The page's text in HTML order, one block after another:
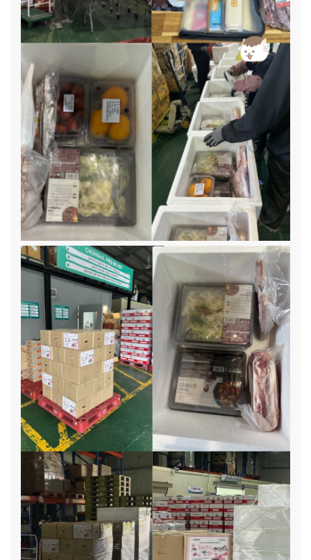
(34%)가 가장 큰 비중을 차지했습니다. · 경제적 어려움 완화
(가정의 경제적 부담을 덜기 위해 신청) – 201명(33%) · 아
동·청소년의 새 학기 적응 지원(학교생활을 원활히 시작할 수
있도록 신청) – 204명(34%) · 청소년기(사춘기) 심리적 안
정(새 학기 변화로 인한 정서적 부담 해소를 위해 신청) – 74명
(12%) · 청소년 대상 복지관 서비스 이용(복지관과 연계된 다
양한 지원을 받기 위해 신청) – 94명(15%) · 관련 상품 구매
정보 부족(적절한 학습 및 생활 물품을 선택하기 어려움) – 33
명(5%) · 기타 – 2명(0%) 왜 아이들은 새 학기 준비를 충분
히 하지 못할까요? 모든 아이가 새 학기를 설레는 마음으로 맞
이하는 것은 아닙니다. 저소득 가정, 맞벌이 가정, 조손가정, 한
부모 가정 등 다양한 환경 속에서 경제적 부담과 돌봄의 어려움
으로 인해 아이들의 새 학기 준비가 충분하지 못한 경우가 많습
니다. "엄마, 이번에 새 가방은 안 사도 돼. 작년 거 그냥 쓸 수
있어." 저소득층 가정에서는 생계비와 주거비를 감당하는 것만
으로도 벅찹니다. 새 학기 준비물보다 당장 생활에 필요한 지출
이 우선될 수밖에 없습니다. 저소득층 가정에서는 필수적인 새
학기 준비조차 부담이 될 수밖에 없습니다. "엄마, 학용품은 언
제 사러 가?" "주말에... 아니, 다음 주에 가자." 맞벌이 가정의
부모들은 일과 육아를 병행하며 새 학기 준비를 챙기는 것이 쉽
지 않습니다. 방과 후 돌봄, 학습 준비물 구매, 건강 관리까지 신
경 써야 할 것이 많지만, 현실적으로 모든 걸 완벽하게 준비하
는 것은 어려운 상황입니다. "할머니, 이거 사야 한대요." "나중
에 사자, 돈 아껴야지." 조손가정에서 손자녀를 키우는 조부모
님은 경제적·신체적 여건상 새 학기 준비를 챙기는 데 어려움
을 겪습니다. 조부모가 손자녀를 돌보는 가정에서는 빠르게 변
하는 교육 환경과 학습 방식에 적응하는 것이 쉽지 않습니다.
어떤 학습 도구가 필요한지 몰라서 준비가 늦어지거나, 경제적
부담으로 인해 최소한의 준비만 할 수밖에 없는 경우가 많습니
다. "아빠가 요즘 일이 많아서... 학용품은 다음에 사줄게." “아
이한테 더 신경 써주고 싶은데, 혼자서 감당해야 하니까 벅차
요.” 한부모 가정에서는 부모님이 생계와 육아를 혼자 책임져